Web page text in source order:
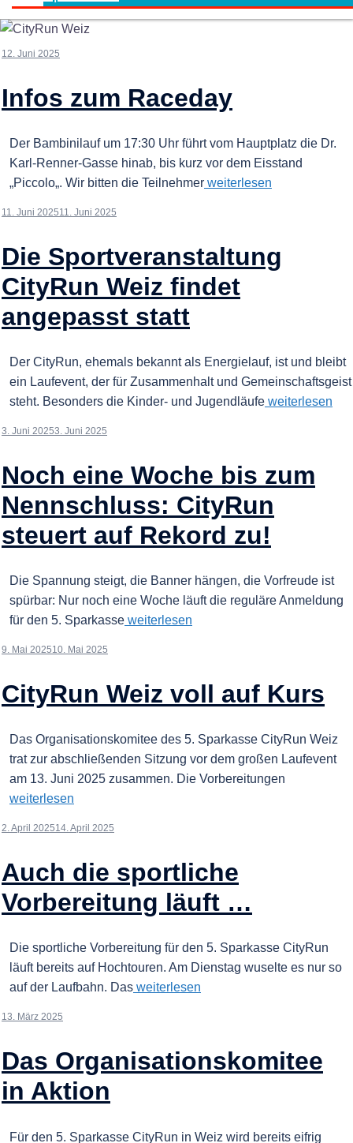
12. Juni 2025
Infos zum Raceday
Der Bambinilauf um 17:30 Uhr führt vom Hauptplatz die Dr.
Karl-Renner-Gasse hinab, bis kurz vor dem Eisstand
„Piccolo„. Wir bitten die Teilnehmer weiterlesen
11. Juni 202511. Juni 2025
Die Sportveranstaltung
CityRun Weiz findet
angepasst statt
Der CityRun, ehemals bekannt als Energielauf, ist und bleibt
ein Laufevent, der für Zusammenhalt und Gemeinschaftsgeist
steht. Besonders die Kinder- und Jugendläufe weiterlesen
3. Juni 20253. Juni 2025
Noch eine Woche bis zum
Nennschluss: CityRun
steuert auf Rekord zu!
Die Spannung steigt, die Banner hängen, die Vorfreude ist
spürbar: Nur noch eine Woche läuft die reguläre Anmeldung
für den 5. Sparkasse weiterlesen
9. Mai 202510. Mai 2025
CityRun Weiz voll auf Kurs
Das Organisationskomitee des 5. Sparkasse CityRun Weiz
trat zur abschließenden Sitzung vor dem großen Laufevent
am 13. Juni 2025 zusammen. Die Vorbereitungen
weiterlesen
2. April 202514. April 2025
Auch die sportliche
Vorbereitung läuft …
Die sportliche Vorbereitung für den 5. Sparkasse CityRun
läuft bereits auf Hochtouren. Am Dienstag wuselte es nur so
auf der Laufbahn. Das weiterlesen
13. März 2025
Das Organisationskomitee
in Aktion
Für den 5. Sparkasse CityRun in Weiz wird bereits eifrig